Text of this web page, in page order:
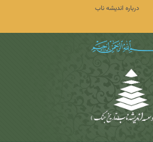
درباره اندیشه ناب